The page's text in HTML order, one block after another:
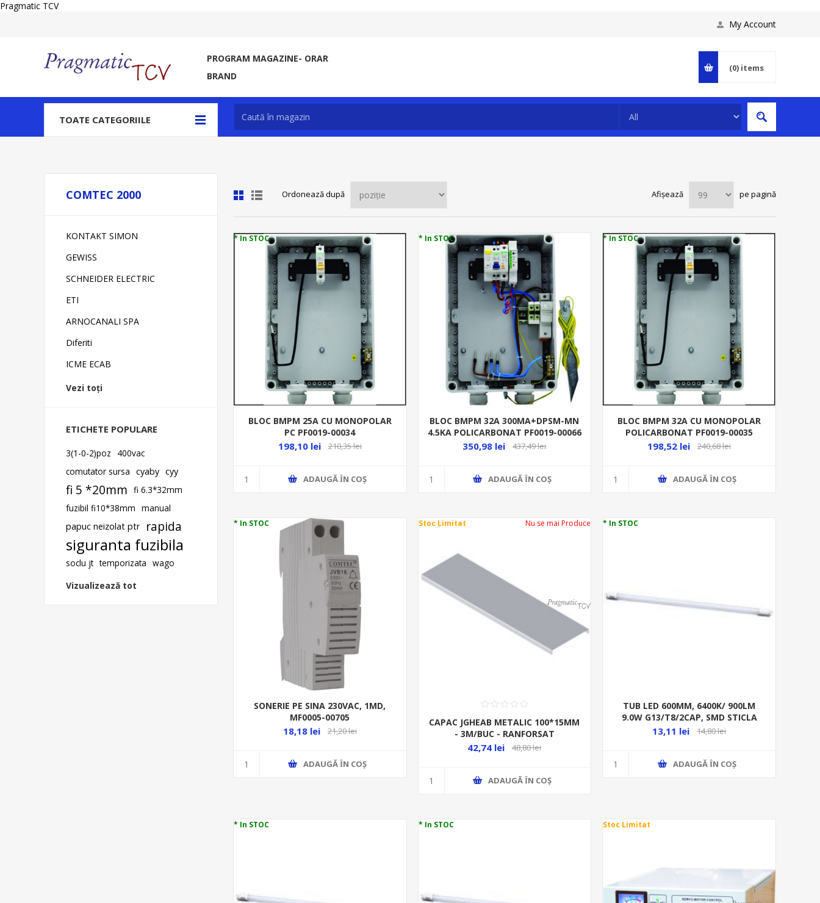
Pragmatic TCV
My Account
PROGRAM MAGAZINE- ORAR
BRAND
(0) items
TOATE CATEGORIILE
Ordonează după Afișează pe pagină
* In STOC
BLOC BMPM 25A CU MONOPOLAR
PC PF0019-00034
198,10 lei 210,35 lei
ADAUGĂ ȊN COŞ
* In STOC
BLOC BMPM 32A 300MA+DPSM-MN
4.5KA POLICARBONAT PF0019-00066
350,98 lei 437,49 lei
ADAUGĂ ȊN COŞ
* In STOC
BLOC BMPM 32A CU MONOPOLAR
POLICARBONAT PF0019-00035
198,52 lei 240,68 lei
ADAUGĂ ȊN COŞ
* In STOC
SONERIE PE SINA 230VAC, 1MD,
MF0005-00705
18,18 lei 21,20 lei
ADAUGĂ ȊN COŞ
Stoc Limitat Nu se mai Produce
CAPAC JGHEAB METALIC 100*15MM
- 3M/BUC - RANFORSAT
42,74 lei 48,80 lei
ADAUGĂ ȊN COŞ
* In STOC
TUB LED 600MM, 6400K/ 900LM
9.0W G13/T8/2CAP, SMD STICLA
RITONI
13,11 lei 14,80 lei
ADAUGĂ ȊN COŞ
* In STOC * In STOC Stoc Limitat
COMTEC 2000
KONTAKT SIMON
GEWISS
SCHNEIDER ELECTRIC
ETI
ARNOCANALI SPA
Diferiti
ICME ECAB
Vezi toți
ETICHETE POPULARE
3(1-0-2)poz
400vac
comutator sursa cyaby cyy
fi 5 *20mm fi 6.3*32mm
fuzibil fi10*38mm manual
papuc neizolat ptr
rapida
siguranta fuzibila
soclu jt temporizata wago
Vizualizează tot